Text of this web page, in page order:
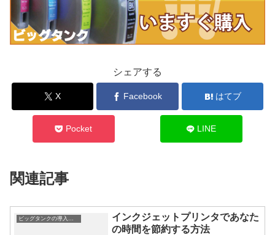
シェアする
X Facebook はてブ
Pocket LINE
関連記事
ビッグタンクの導入メリット
インクジェットプリンタであなた
の時間を節約する方法